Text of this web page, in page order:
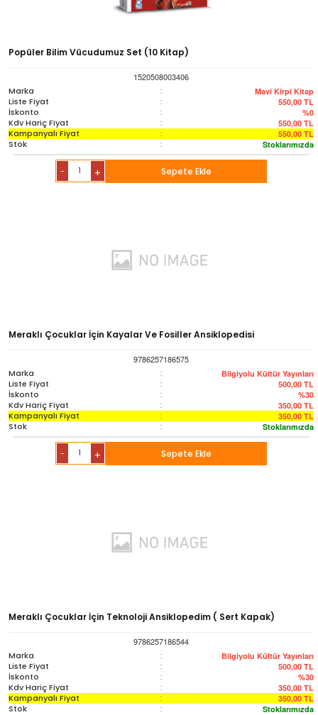
Popüler Bilim Vücudumuz Set (10 Kitap)
1520508003406
Marka
: Mavi Kirpi Kitap
Liste Fiyat : 550,00 TL
İskonto : %0
Kdv Hariç Fiyat : 550,00 TL
Kampanyalı Fiyat : 550,00 TL
Stok : Stoklarımızda
- + Sepete Ekle
Meraklı Çocuklar İçin Kayalar Ve Fosiller Ansiklopedisi
9786257186575
Marka
: Bilgiyolu Kültür Yayınları
Liste Fiyat : 500,00 TL
İskonto : %30
Kdv Hariç Fiyat : 350,00 TL
Kampanyalı Fiyat : 350,00 TL
Stok : Stoklarımızda
- + Sepete Ekle
Meraklı Çocuklar İçin Teknoloji Ansiklopedim ( Sert Kapak)
9786257186544
Marka
: Bilgiyolu Kültür Yayınları
Liste Fiyat : 500,00 TL
İskonto : %30
Kdv Hariç Fiyat : 350,00 TL
Kampanyalı Fiyat : 350,00 TL
Stok : Stoklarımızda